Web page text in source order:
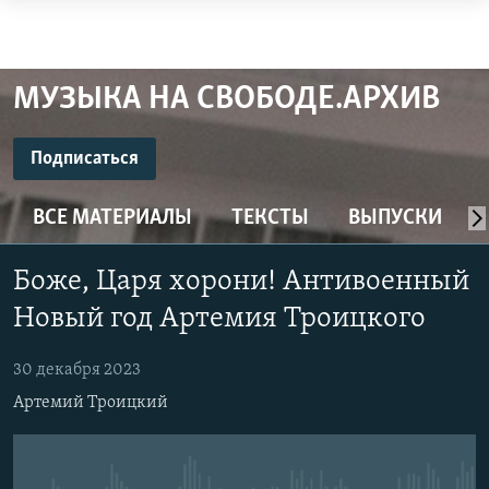
упрощенного
Вернуться
к
основному
содержанию
Вернутся
главной
Вернутся
поиску
ПОДКАСТЫ
ЦИТАТЫ СВОБОДЫ
МНЕНИЯ
КУЛЬТУРА
IDEL.РЕАЛИИ
КАВКАЗ.РЕАЛИИ
СЕВЕР.РЕАЛИИ
СИБИРЬ.РЕАЛИИ
МУЗЫКА НА СВОБОДЕ.АРХИВ
Подписаться
Подписаться
ВСЕ МАТЕРИАЛЫ ТЕКСТЫ ВЫПУСКИ
Боже, Царя хорони! Антивоенный
Новый год Артемия Троицкого
30 декабря 2023
Артемий Троицкий